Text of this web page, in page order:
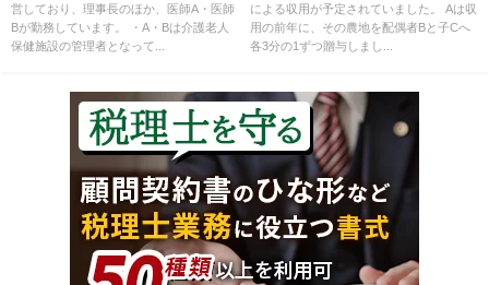
与の可否
営しており、理事長のほか、医師A・医師
Bが勤務しています。 ・A・Bは介護老人
保健施設の管理者となって...
による収用が予定されていました。 Aは収
用の前年に、その農地を配偶者Bと子Cへ
各3分の1ずつ贈与しまし...